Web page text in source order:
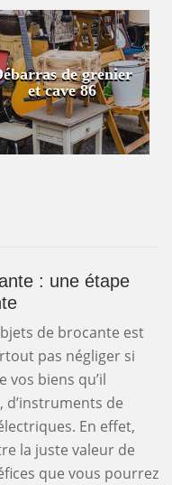
de grenier
et cave 86
: une étape
de brocante est
pas négliger si
vos biens qu’il
d’instruments de
En effet,
la juste valeur de
que vous pourrez